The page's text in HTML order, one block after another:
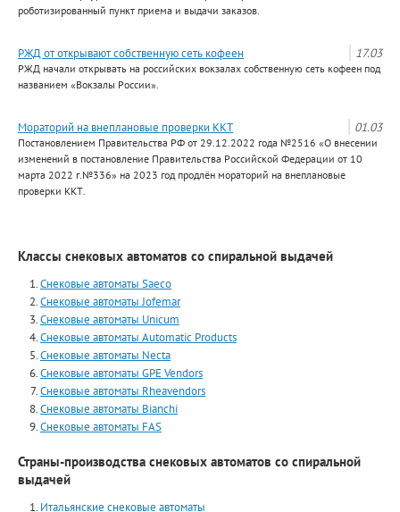
роботизированный пункт приема и выдачи заказов.
17.03
РЖД от открывают собственную сеть кофеен
РЖД начали открывать на российских вокзалах собственную сеть кофеен под
названием «Вокзалы России».
01.03
Мораторий на внеплановые проверки ККТ
Постановлением Правительства РФ от 29.12.2022 года №2516 «О внесении
изменений в постановление Правительства Российской Федерации от 10
марта 2022 г.№336» на 2023 год продлён мораторий на внеплановые
проверки ККТ.
Классы снековых автоматов со спиральной выдачей
Снековые автоматы Saeco
Снековые автоматы Jofemar
Снековые автоматы Unicum
Снековые автоматы Automatiс Products
Снековые автоматы Necta
Снековые автоматы GPE Vendors
Снековые автоматы Rheavendors
Снековые автоматы Bianchi
Снековые автоматы FAS
Страны-производства снековых автоматов со спиральной
выдачей
Итальянские снековые автоматы